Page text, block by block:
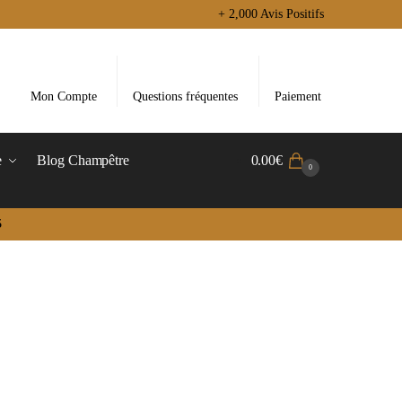
+ 2,000 Avis Positifs
Mon Compte Questions fréquentes Paiement
Blog Champêtre 0.00€ 0